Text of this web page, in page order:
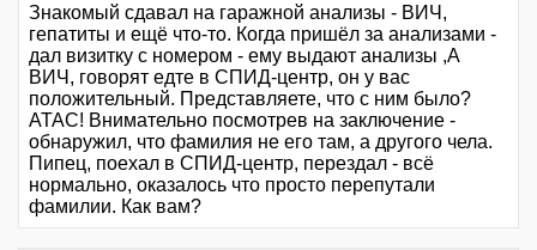
Знакомый сдавал на гаражной анализы - ВИЧ,
гепатиты и ещё что-то. Когда пришёл за анализами -
дал визитку с номером - ему выдают анализы ,А
ВИЧ, говорят едте в СПИД-центр, он у вас
положительный. Представляете, что с ним было?
АТАС! Внимательно посмотрев на заключение -
обнаружил, что фамилия не его там, а другого чела.
Пипец, поехал в СПИД-центр, перездал - всё
нормально, оказалось что просто перепутали
фамилии. Как вам?